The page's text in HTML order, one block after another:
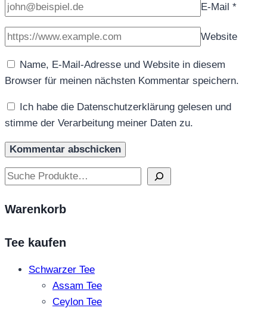
E-Mail *
Website
Name, E-Mail-Adresse und Website in diesem
Browser für meinen nächsten Kommentar speichern.
Ich habe die Datenschutzerklärung gelesen und
stimme der Verarbeitung meiner Daten zu.
Suchen
Warenkorb
Tee kaufen
Schwarzer Tee
Assam Tee
Ceylon Tee